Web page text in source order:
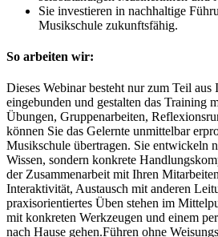
Sie investieren in nachhaltige
Musikschule zukunftsfähig.
So arbeiten wir:
Dieses Webinar besteht nur zum Teil
eingebunden und gestalten das Training
Übungen, Gruppenarbeiten,
können Sie das Gelernte unmittelbar
Musikschule übertragen. Sie entwickeln
Wissen, sondern konkrete
der Zusammenarbeit mit Ihren
Interaktivität, Austausch mit anderen
praxisorientiertes Üben stehen im
mit konkreten Werkzeugen und einem
nach Hause gehen.Führen ohne